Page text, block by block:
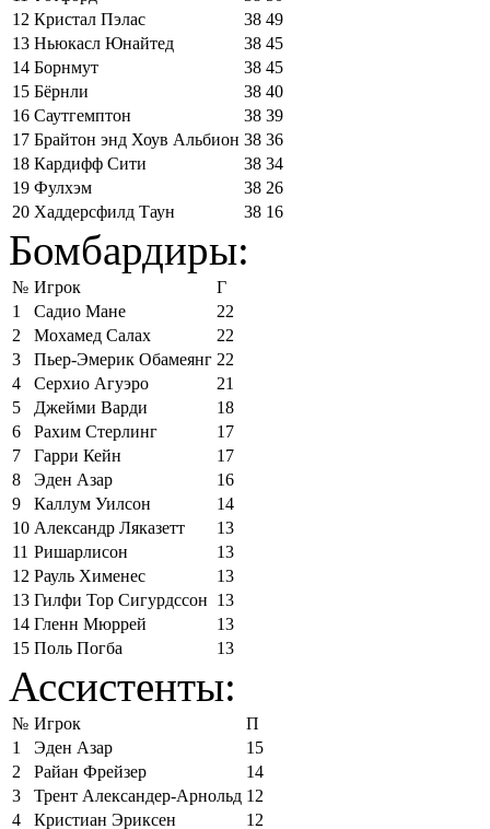
12 Кристал Пэлас 38 49
13 Ньюкасл Юнайтед 38 45
14 Борнмут 38 45
15 Бёрнли 38 40
16 Саутгемптон 38 39
17 Брайтон энд Хоув Альбион 38 36
18 Кардифф Сити 38 34
19 Фулхэм 38 26
20 Хаддерсфилд Таун 38 16
Бомбардиры:
№ Игрок
Г
1
Садио Мане
22
2
Мохамед Салах
22
3
Пьер-Эмерик Обамеянг 22
4
Серхио Агуэро
21
5
Джейми Варди
18
6
Рахим Стерлинг
17
7
Гарри Кейн
17
8
Эден Азар
16
9
Каллум Уилсон
14
10 Александр Ляказетт
13
11 Ришарлисон
13
12 Рауль Хименес
13
13 Гилфи Тор Сигурдссон 13
14 Гленн Мюррей
13
15 Поль Погба 13
Ассистенты:
№ Игрок
П
1
Эден Азар
15
2
Райан Фрейзер
14
3
Трент Александер-Арнольд 12
4
Кристиан Эриксен
12